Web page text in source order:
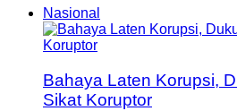
Nasional
Bahaya Laten Korupsi,
Sikat Koruptor